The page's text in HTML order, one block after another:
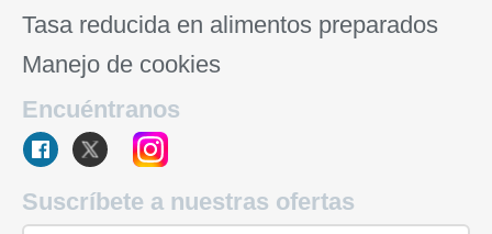
Tasa reducida en alimentos preparados
Manejo de cookies
Encuéntranos
Suscríbete a nuestras ofertas